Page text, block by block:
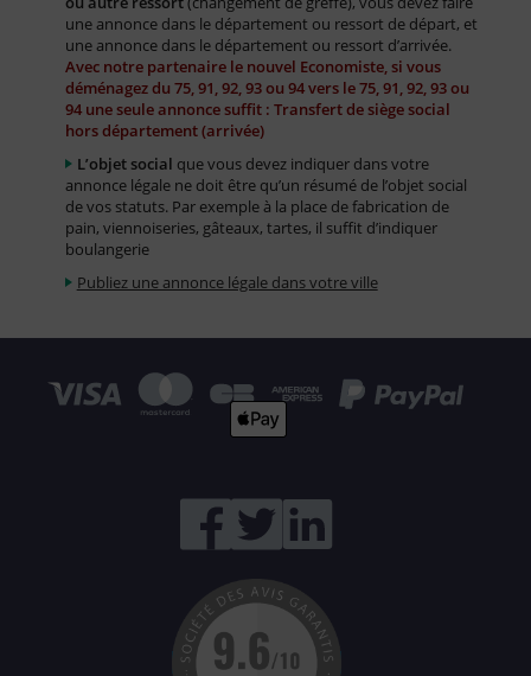
une annonce dans le département ou ressort de départ, et
une annonce dans le département ou ressort d’arrivée.
Avec notre partenaire le nouvel Economiste, si vous
déménagez du 75, 91, 92, 93 ou 94 vers le 75, 91, 92, 93 ou
94 une seule annonce suffit : Transfert de siège social
hors département (arrivée)
L’objet social que vous devez indiquer dans votre
annonce légale ne doit être qu’un résumé de l’objet social
de vos statuts. Par exemple à la place de fabrication de
pain, viennoiseries, gâteaux, tartes, il suffit d’indiquer
boulangerie
Publiez une annonce légale dans votre ville